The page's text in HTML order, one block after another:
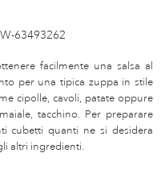
63493262
facilmente una salsa al
per una tipica zuppa in stile
cipolle, cavoli, patate oppure
tacchino. Per preparare
cubetti quanti ne si desidera
altri ingredienti.